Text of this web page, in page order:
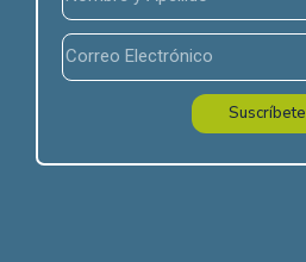
Suscríbete